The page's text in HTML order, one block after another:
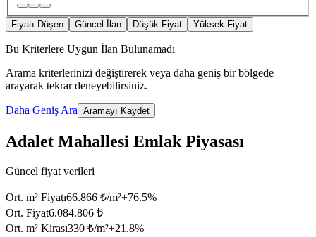
Fiyatı Düşen Güncel İlan Düşük Fiyat Yüksek Fiyat
Bu Kriterlere Uygun İlan Bulunamadı
Arama kriterlerinizi değiştirerek veya daha geniş bir bölgede
arayarak tekrar deneyebilirsiniz.
Daha Geniş Ara Aramayı Kaydet
Adalet Mahallesi Emlak Piyasası
Güncel fiyat verileri
Ort. m² Fiyatı66.866 ₺/m²+76.5%
Ort. Fiyat6.084.806 ₺
Ort. m² Kirası330 ₺/m²+21.8%